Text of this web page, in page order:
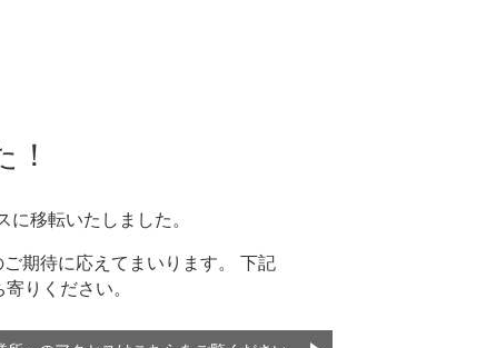
移転いたしました。
期待に応えてまいります。 下記
りください。